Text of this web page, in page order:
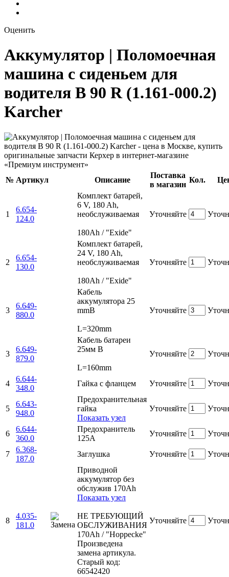
Оценить
Аккумулятор | Поломоечная
машина с сиденьем для
водителя B 90 R (1.161-000.2)
Karcher
№ Артикул Описание
Поставка
в магазин
Кол.
1
6.654-
124.0
Комплект батарей,
6 V, 180 Ah,
необслуживаемая
180Ah / "Exide"
Уточняйте
2
6.654-
130.0
Комплект батарей,
24 V, 180 Ah,
необслуживаемая
180Ah / "Exide"
Уточняйте
3
6.649-
880.0
Кабель
аккумулятора 25
mmВ
L=320mm
Уточняйте
3
6.649-
879.0
Кабель батареи
25мм В
L=160mm
Уточняйте
4
6.644-
348.0
Гайка с фланцем Уточняйте
5
6.643-
948.0
Предохранительная
гайка
Показать узел
Уточняйте
6
6.644-
360.0
Предохранитель
125А
Уточняйте
7
6.368-
187.0
Заглушка Уточняйте
8
4.035-
181.0
Приводной
аккумулятор без
обслужив 170Ah
Показать узел
НЕ ТРЕБУЮЩИЙ
ОБСЛУЖИВАНИЯ
170Ah / "Hoppecke"
Произведена
замена артикула.
Старый код:
66542420
Уточняйте